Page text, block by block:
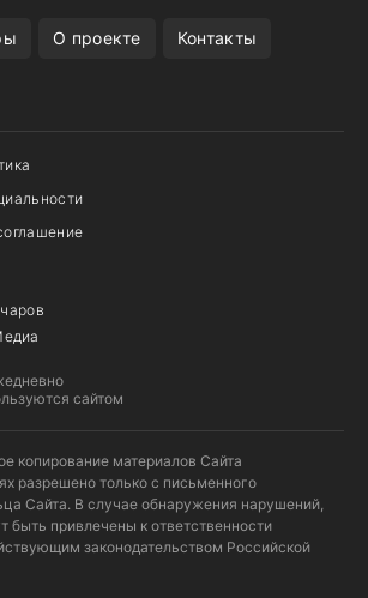
О проекте Контакты
сайтом
копирование материалов Сайта
разрешено только с письменного
Сайта. В случае обнаружения нарушений,
быть привлечены к ответственности
законодательством Российской